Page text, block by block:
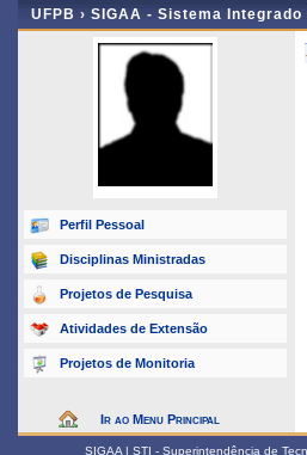
UFPB › SIGAA - Sistema
Perfil Pessoal
Disciplinas Ministradas
Projetos de Pesquisa
Atividades de Extensão
Projetos de Monitoria
Ir ao Menu Principal
SIGAA | STI - Superintendência de